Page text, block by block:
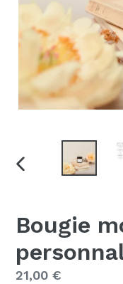
DIAPOSITIVE
Bougie
Prix
21,00 €